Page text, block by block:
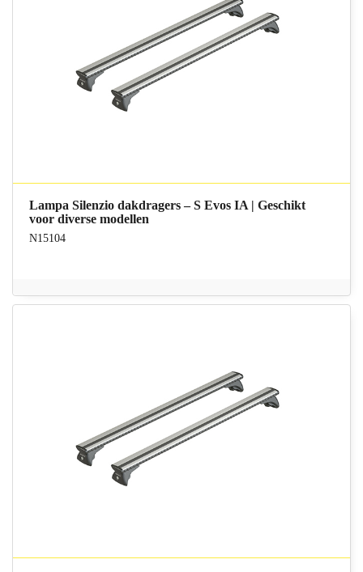
Lampa Silenzio dakdragers – S Evos IA | Geschikt
voor diverse modellen
N15104